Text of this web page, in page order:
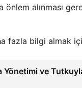
alınması
fazla bilgi almak
Yönetimi ve